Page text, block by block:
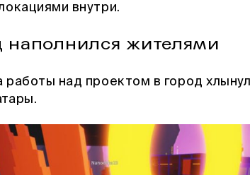
внутри.
наполнился жителями
работы над проектом в город